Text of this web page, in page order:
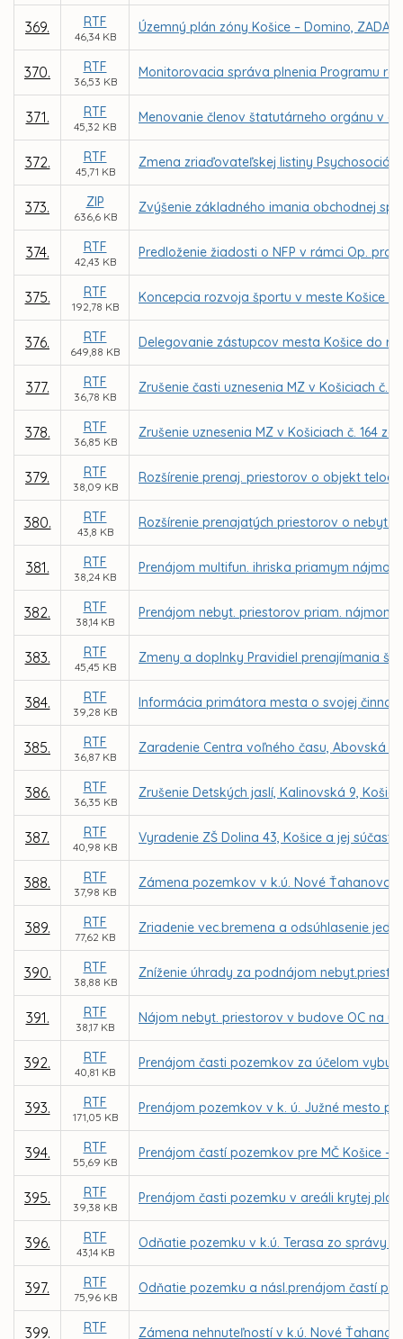
369. RTF
46,34 KB
Územný plán zóny Košice – Domino,
370. RTF
36,53 KB
Monitorovacia správa plnenia Programu
371. RTF
45,32 KB
Menovanie členov štatutárneho orgánu v
372. RTF
45,71 KB
Zmena zriaďovateľskej listiny
373. ZIP
636,6 KB
Zvýšenie základného imania obchodnej
374. RTF
42,43 KB
Predloženie žiadosti o NFP v rámci Op.
375. RTF
192,78 KB
Koncepcia rozvoja športu v meste Košice -
376. RTF
649,88 KB
Delegovanie zástupcov mesta Košice do
377. RTF
36,78 KB
Zrušenie časti uznesenia MZ v Košiciach č.
378. RTF
36,85 KB
Zrušenie uznesenia MZ v Košiciach č. 164
379. RTF
38,09 KB
Rozšírenie prenaj. priestorov o objekt
380. RTF
43,8 KB
Rozšírenie prenajatých priestorov o nebyt.
381. RTF
38,24 KB
Prenájom multifun. ihriska priamym
382. RTF
38,14 KB
Prenájom nebyt. priestorov priam. nájmom
383. RTF
45,45 KB
Zmeny a doplnky Pravidiel prenajímania
384. RTF
39,28 KB
Informácia primátora mesta o svojej
385. RTF
36,87 KB
Zaradenie Centra voľného času, Abovská
386. RTF
36,35 KB
Zrušenie Detských jaslí, Kalinovská 9, Košice
387. RTF
40,98 KB
Vyradenie ZŠ Dolina 43, Košice a jej
388. RTF
37,98 KB
Zámena pozemkov v k.ú. Nové Ťahanovce
389. RTF
77,62 KB
Zriadenie vec.bremena a odsúhlasenie
390. RTF
38,88 KB
Zníženie úhrady za podnájom
391. RTF
38,17 KB
Nájom nebyt. priestorov v budove OC na
392. RTF
40,81 KB
Prenájom časti pozemkov za účelom
393. RTF
171,05 KB
Prenájom pozemkov v k. ú. Južné mesto
394. RTF
55,69 KB
Prenájom častí pozemkov pre MČ Košice –
395. RTF
39,38 KB
Prenájom časti pozemku v areáli krytej
396. RTF
43,14 KB
Odňatie pozemku v k.ú. Terasa zo správy
397. RTF
75,96 KB
Odňatie pozemku a násl.prenájom častí
399. RTF Zámena nehnuteľností v k.ú. Nové